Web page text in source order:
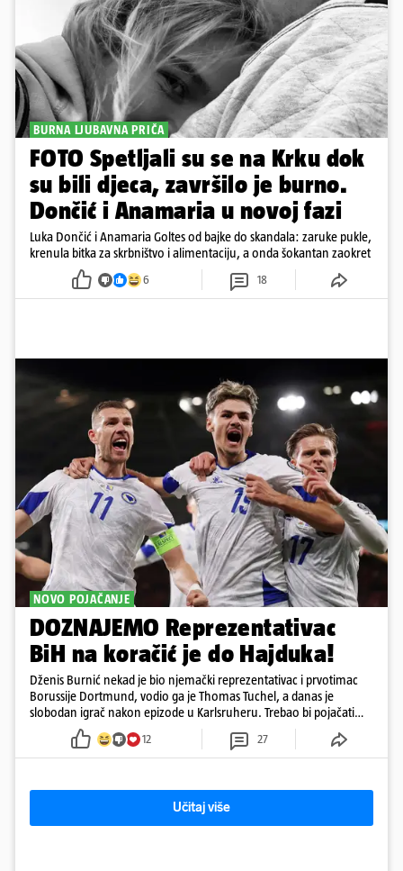
BURNA LJUBAVNA PRIČA
FOTO Spetljali su se na Krku dok
su bili djeca, završilo je burno.
Dončić i Anamaria u novoj fazi
Luka Dončić i Anamaria Goltes od bajke do skandala: zaruke pukle,
krenula bitka za skrbništvo i alimentaciju, a onda šokantan zaokret
6 18
NOVO POJAČANJE
DOZNAJEMO Reprezentativac
BiH na koračić je do Hajduka!
Dženis Burnić nekad je bio njemački reprezentativac i prvotimac
Borussije Dortmund, vodio ga je Thomas Tuchel, a danas je
slobodan igrač nakon epizode u Karlsruheru. Trebao bi pojačati
konkurenciju u veznom redu
12 27
Učitaj više